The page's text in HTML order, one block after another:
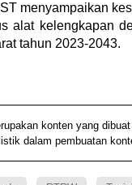
menyampaikan
alat kelengkapan
tahun 2023-2043.
konten yang
dalam pembuatan